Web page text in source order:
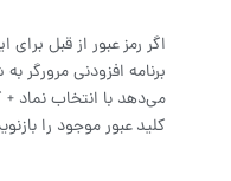
اگر رمز عبور از قبل
برنامه افزودنی مرورگر
می‌دهد با انتخاب نماد +
کلید عبور موجود را